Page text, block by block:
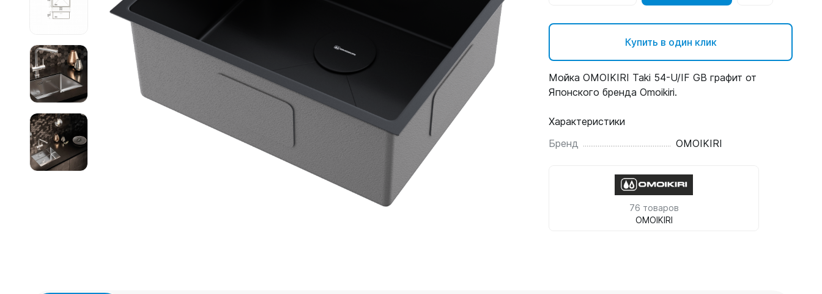
Купить в один клик
Мойка OMOIKIRI Taki 54-U/IF GB графит от
Японского бренда Omoikiri.
Характеристики
Бренд
OMOIKIRI
76 товаров
OMOIKIRI